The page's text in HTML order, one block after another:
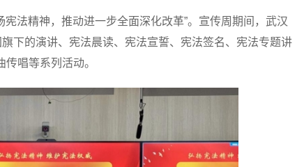
法精神，推动进一步全面深化改革”。宣传周期间，武汉
下的演讲、宪法晨读、宪法宣誓、宪法签名、宪法专题讲
唱等系列活动。